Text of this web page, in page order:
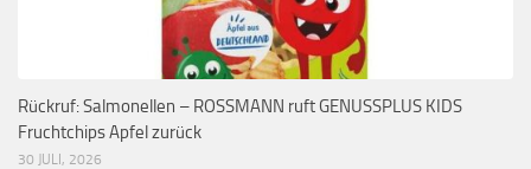
Rückruf: Salmonellen – ROSSMANN ruft GENUSSPLUS KIDS
Fruchtchips Apfel zurück
30 JULI, 2026